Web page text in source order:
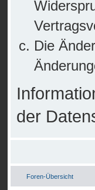
Die
der
Foren-Übersicht